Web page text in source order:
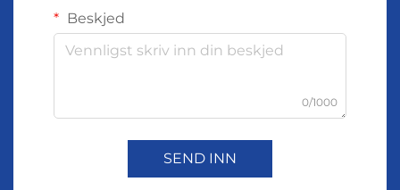
Beskjed
0/1000
SEND INN